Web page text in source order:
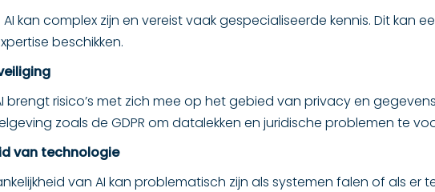
kan complex zijn en vereist vaak gespecialiseerde kennis. Dit kan
beschikken.
brengt risico’s met zich mee op het gebied van privacy en
zoals de GDPR om datalekken en juridische problemen te
van technologie
van AI kan problematisch zijn als systemen falen of als